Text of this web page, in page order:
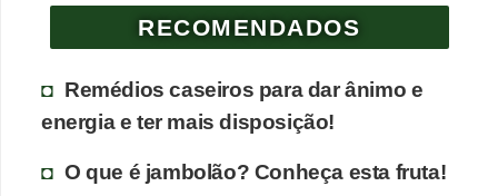
RECOMENDADOS
Remédios caseiros para dar ânimo e
energia e ter mais disposição!
O que é jambolão? Conheça esta fruta!